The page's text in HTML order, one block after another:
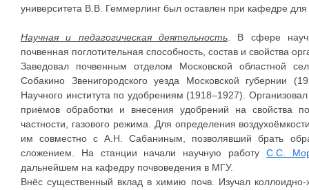
университета В.В. Геммерлинг был оставлен при кафедре
Научная и педагогическая деятельность. В сфере
почвенная поглотительная способность, состав и свойства
Заведовал почвенным отделом Московской областной
Собакино Звенигородского уезда Московской губернии
Научного института по удобрениям (1918–1927).
приёмов обработки и внесения удобрений на свойства
частности, газового режима. Для определения
им совместно с А.Н. Сабаниным, позволявший брать
сложением. На станции начали научную работу С.С.
дальнейшем на кафедру почвоведения в МГУ.
Внёс существенный вклад в химию почв. Изучал коллоидно-